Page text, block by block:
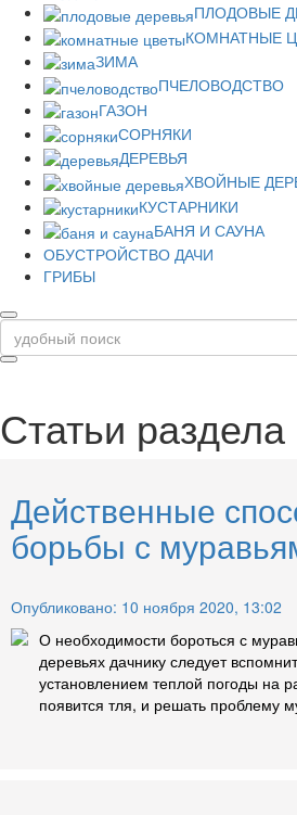
ПЛОДОВЫЕ
КОМНАТНЫЕ
ЗИМА
ПЧЕЛОВОДСТВО
ГАЗОН
СОРНЯКИ
ДЕРЕВЬЯ
ХВОЙНЫЕ
КУСТАРНИКИ
БАНЯ И САУНА
ОБУСТРОЙСТВО ДАЧИ
ГРИБЫ
Статьи раздела
Действенные
борьбы с
Опубликовано: 10 ноября 2020, 13:02
О необходимости бороться с
деревьях дачнику следует
установлением теплой погоды на
появится тля, и решать проблему